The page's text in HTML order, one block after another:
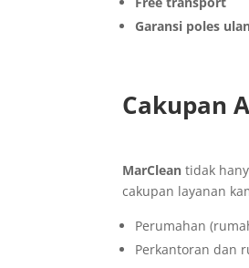
Garansi poles
Cakupan
MarClean tidak
cakupan layanan
Perumahan
Perkantoran dan